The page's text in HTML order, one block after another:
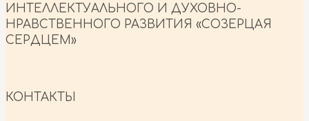
ИНТЕЛЛЕКТУАЛЬНОГО И ДУХОВНО-
НРАВСТВЕННОГО РАЗВИТИЯ «СОЗЕРЦАЯ
СЕРДЦЕМ»
КОНТАКТЫ